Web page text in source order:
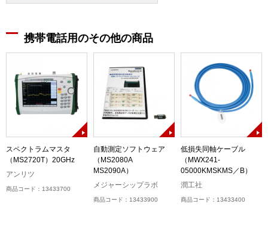
携帯電話用のその他の商品
スペクトラムマスタ
（MS2720T）20GHz
アンリツ
商品コード：13433700
自動測定ソフトウェア
（MS2080A
MS2090A）
メジャーシップラボ
商品コード：13433900
低損失同軸ケーブル
（MWX241-
05000KMSKMS／B）
潤工社
商品コード：13433400